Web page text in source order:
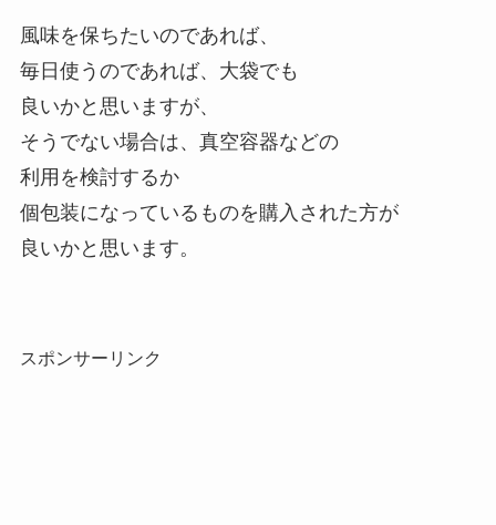
風味を保ちたいのであれば、
毎日使うのであれば、大袋でも
良いかと思いますが、
そうでない場合は、真空容器などの
利用を検討するか
個包装になっているものを購入された方が
良いかと思います。
スポンサーリンク